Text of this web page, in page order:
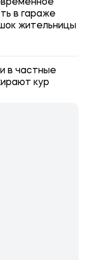
в гараже
жительницы
в частные
кур